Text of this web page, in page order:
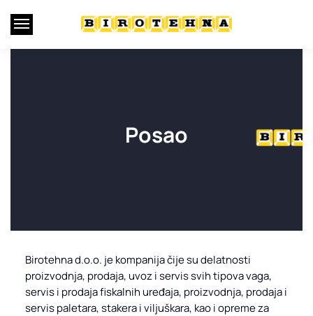
Posao
Birotehna d.o.o. je kompanija čije su delatnosti
proizvodnja, prodaja, uvoz i servis svih tipova vaga,
servis i prodaja fiskalnih uređaja, proizvodnja, prodaja i
servis paletara, stakera i viljuškara, kao i opreme za